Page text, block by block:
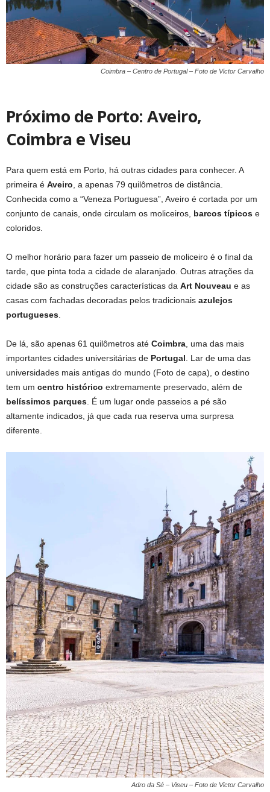
Coimbra – Centro de Portugal – Foto de Victor Carvalho
Próximo de Porto: Aveiro,
Coimbra e Viseu
Para quem está em Porto, há outras cidades para conhecer. A
primeira é Aveiro , a apenas 79 quilômetros de distância.
Conhecida como a “Veneza Portuguesa”, Aveiro é cortada por um
conjunto de canais, onde circulam os moliceiros, barcos típicos e
coloridos.
O melhor horário para fazer um passeio de moliceiro é o final da
tarde, que pinta toda a cidade de alaranjado. Outras atrações da
cidade são as construções características da Art Nouveau e as
casas com fachadas decoradas pelos tradicionais azulejos
portugueses
De lá, são apenas 61 quilômetros até Coimbra , uma das mais
importantes cidades universitárias de Portugal . Lar de uma das
universidades mais antigas do mundo (Foto de capa), o destino
tem um centro histórico extremamente preservado, além de
belíssimos parques . É um lugar onde passeios a pé são
altamente indicados, já que cada rua reserva uma surpresa
diferente.
Adro da Sé – Viseu – Foto de Victor Carvalho